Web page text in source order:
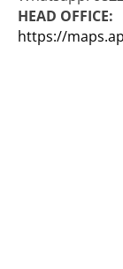
HEAD OFFICE:
https://